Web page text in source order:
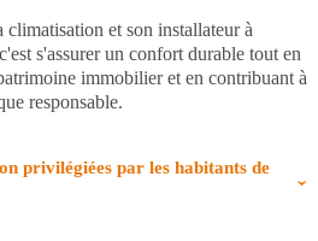
et son installateur à
s'assurer un confort durable tout en
immobilier et en contribuant à
responsable.
privilégiées par les habitants de